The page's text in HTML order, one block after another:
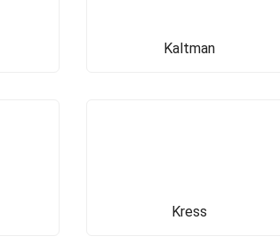
Kaltman
Kress